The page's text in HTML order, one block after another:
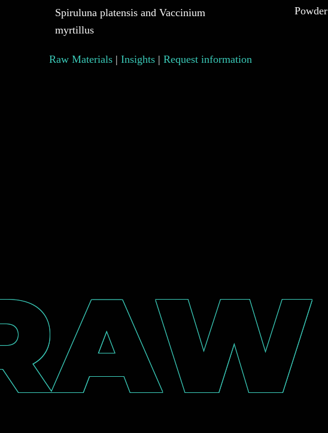
Spiruluna platensis and Vaccinium
myrtillus
Powder
Raw Materials| Insights | Request information